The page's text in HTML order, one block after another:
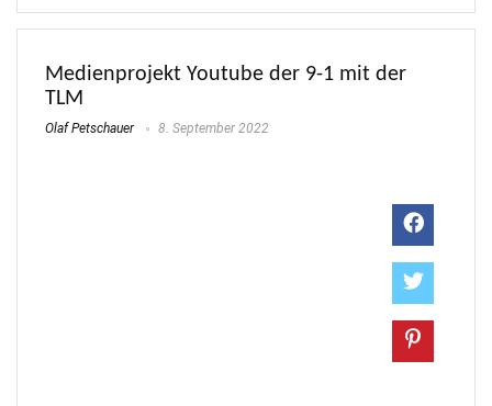
Medienprojekt Youtube der 9-1 mit der
TLM
Olaf Petschauer 8. September 2022